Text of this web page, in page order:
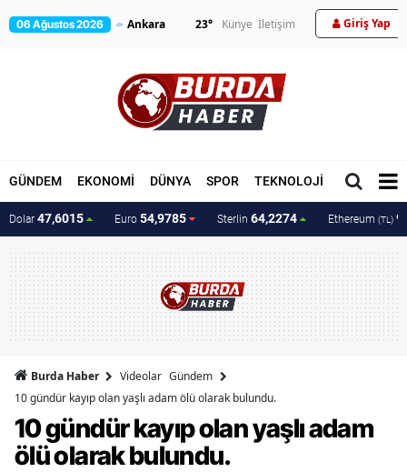
06 Ağustos 2026 23° Künye İletişim Giriş Yap
GÜNDEM EKONOMİ DÜNYA SPOR TEKNOLOJİ MAGAZİN
Dolar 47,6015 Euro 54,9785 Sterlin 64,2274 Ethereum (TL)
Burda Haber Videolar Gündem
10 gündür kayıp olan yaşlı adam ölü olarak bulundu.
10 gündür kayıp olan yaşlı adam
ölü olarak bulundu.